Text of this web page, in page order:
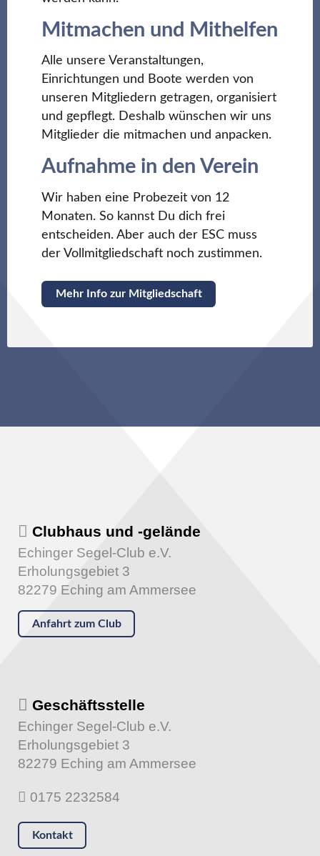
Mitmachen und Mithelfen
Alle unsere Veranstaltungen,
Einrichtungen und Boote werden von
unseren Mitgliedern getragen, organisiert
und gepflegt. Deshalb wünschen wir uns
Mitglieder die mitmachen und anpacken.
Aufnahme in den Verein
Wir haben eine Probezeit von 12
Monaten. So kannst Du dich frei
entscheiden. Aber auch der ESC muss
der Vollmitgliedschaft noch zustimmen.
Mehr Info zur Mitgliedschaft
Clubhaus und -gelände
Echinger Segel-Club e.V.
Erholungsgebiet 3
82279 Eching am Ammersee
Anfahrt zum Club
Geschäftsstelle
Echinger Segel-Club e.V.
Erholungsgebiet 3
82279 Eching am Ammersee
0175 2232584
Kontakt